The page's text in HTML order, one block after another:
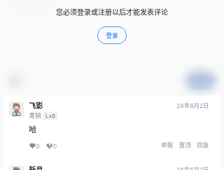
您必须登录或注册以后才能发表评论
登录
飞影
青铜 Lv0
24年6月2日
哈
0 0 举报 置顶 回复